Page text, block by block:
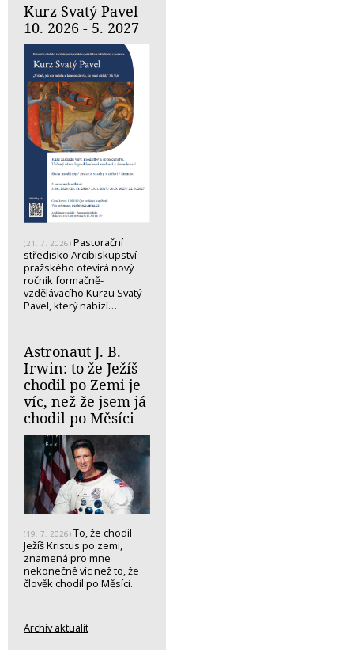
Kurz Svatý Pavel
10. 2026 - 5. 2027
(21. 7. 2026) Pastorační
středisko Arcibiskupství
pražského otevírá nový
ročník formačně-
vzdělávacího Kurzu Svatý
Pavel, který nabízí…
Astronaut J. B.
Irwin: to že Ježíš
chodil po Zemi je
víc, než že jsem já
chodil po Měsíci
(19. 7. 2026) To, že chodil
Ježíš Kristus po zemi,
znamená pro mne
nekonečně víc než to, že
člověk chodil po Měsíci.
Archiv aktualit